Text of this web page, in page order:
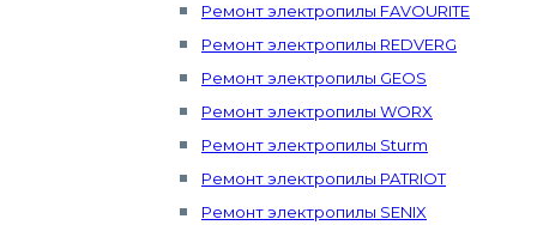
Ремонт электропилы FAVOURITE
Ремонт электропилы REDVERG
Ремонт электропилы GEOS
Ремонт электропилы WORX
Ремонт электропилы Sturm
Ремонт электропилы PATRIOT
Ремонт электропилы SENIX